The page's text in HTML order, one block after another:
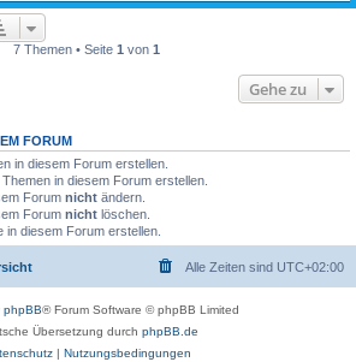
7 Themen • Seite 1 von 1
Gehe zu
FORUM
in diesem Forum erstellen.
in diesem Forum erstellen.
Forum nicht ändern.
Forum nicht löschen.
in diesem Forum erstellen.
Alle Zeiten sind UTC+02:00
phpBB® Forum Software © phpBB Limited
Übersetzung durch phpBB.de
| Nutzungsbedingungen